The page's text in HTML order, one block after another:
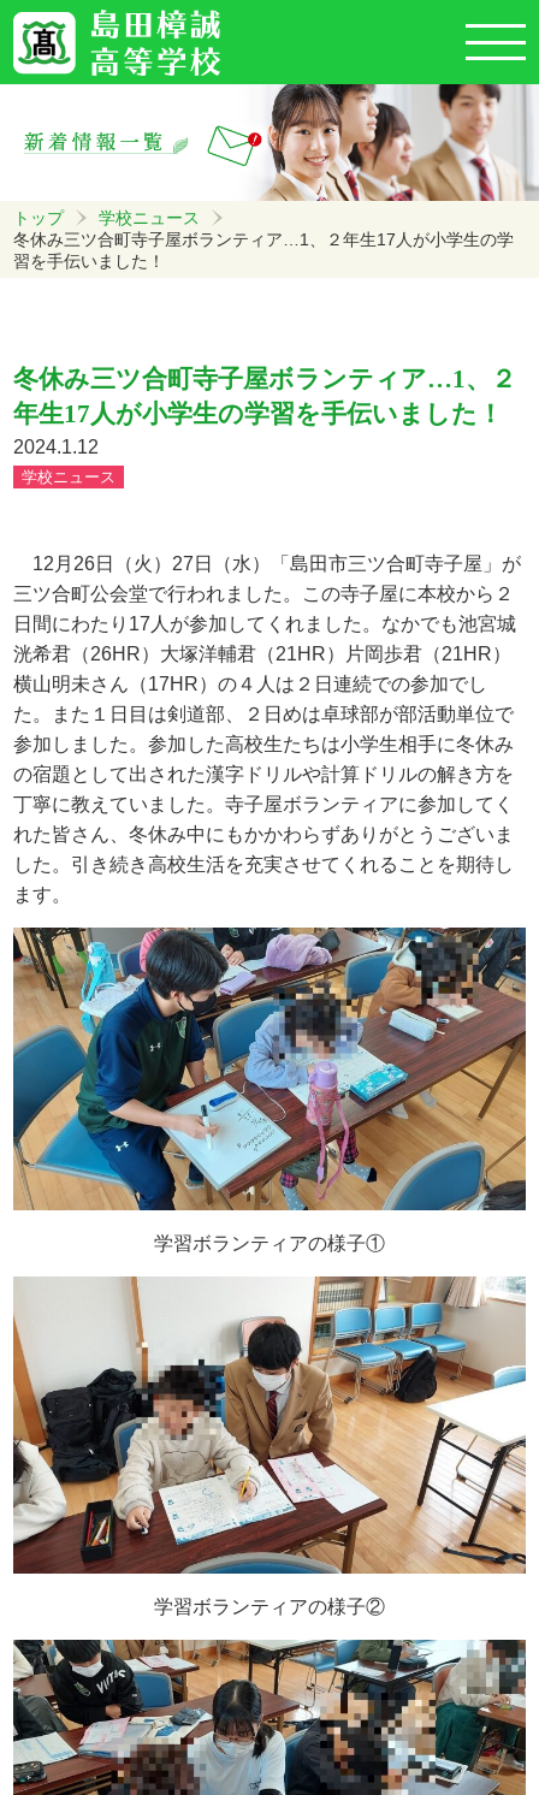
トップ
学校ニュース
冬休み三ツ合町寺子屋ボランティア…1、２年生17人が小学生の学
習を手伝いました！
冬休み三ツ合町寺子屋ボランティア…1、２
年生17人が小学生の学習を手伝いました！
2024.1.12
学校ニュース
12月 26日（火） 27 日（水）「島田市三ツ合町寺子屋」が
三ツ合町公会堂で行われました。この寺子屋に本校から２
日間にわたり 17 人が参加してくれました。なかでも池宮城
洸希君（26HR）大塚洋輔君（21HR）片岡歩君（21HR）
横山明未さん（17HR）の４人は２日連続での参加でし
た。また１日目は剣道部、２日めは卓球部が部活動単位で
参加しました。参加した高校生たちは小学生相手に冬休み
の宿題として出された漢字ドリルや計算ドリルの解き方を
丁寧に教えていました。寺子屋ボランティアに参加してく
れた皆さん、冬休み中にもかかわらずありがとうございま
した。引き続き高校生活を充実させてくれることを期待し
ます。
学習ボランティアの様子①
学習ボランティアの様子②